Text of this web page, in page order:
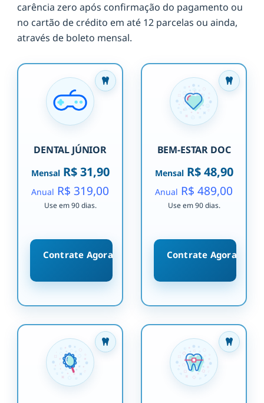
carência zero após confirmação do pagamento ou
no cartão de crédito em até 12 parcelas ou ainda,
através de boleto mensal.
DENTAL JÚNIOR
MensalR$ 31,90
Anual R$ 319,00
Use em 90 dias.
Contrate Agora
BEM-ESTAR DOC
MensalR$ 48,90
Anual R$ 489,00
Use em 90 dias.
Contrate Agora